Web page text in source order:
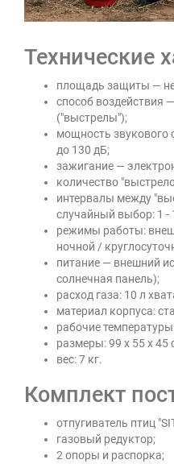
Технические
площадь защиты —
способ воздействия
("выстрелы");
мощность звукового
до 130 дБ;
зажигание —
количество
интервалы между
случайный выбор: 1 -
режимы работы:
ночной /
питание — внешний
солнечная панель);
расход газа: 10 л
материал корпуса:
рабочие
размеры: 99 х 55 х 45
вес: 7 кг.
Комплект
отпугиватель птиц
газовый редуктор;
2 опоры и распорка;